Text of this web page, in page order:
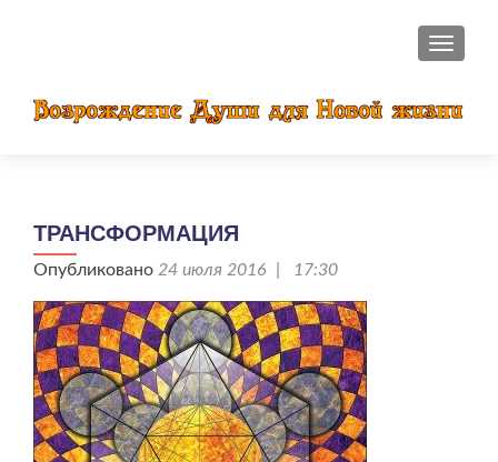
ТРАНСФОРМАЦИЯ
Опубликовано 24 июля 2016 | 17:30